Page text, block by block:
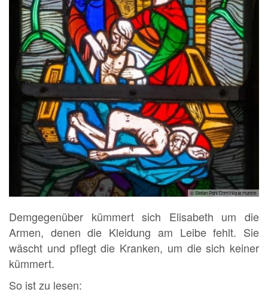
© Stefan Pohl/Dominique Humm
Demgegenüber kümmert sich Elisabeth um die
Armen, denen die Kleidung am Leibe fehlt. Sie
wäscht und pflegt die Kranken, um die sich keiner
kümmert.
So ist zu lesen: